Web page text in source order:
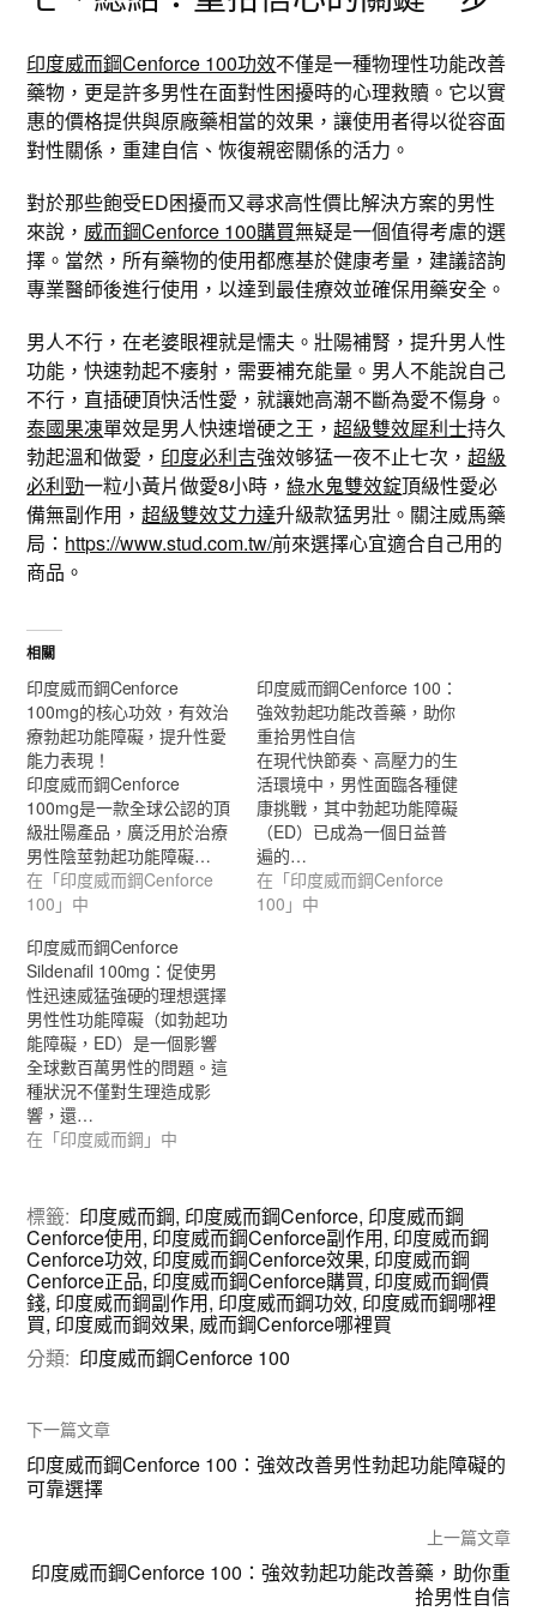
印度威而鋼Cenforce 100功效不僅是一種物理性功能改善
藥物，更是許多男性在面對性困擾時的心理救贖。它以實
惠的價格提供與原廠藥相當的效果，讓使用者得以從容面
對性關係，重建自信、恢復親密關係的活力。
對於那些飽受ED困擾而又尋求高性價比解決方案的男性
來說， 威而鋼Cenforce 100購買無疑是一個值得考慮的選
擇。當然，所有藥物的使用都應基於健康考量，建議諮詢
專業醫師後進行使用，以達到最佳療效並確保用藥安全。
男人不行，在老婆眼裡就是懦夫。壯陽補腎，提升男人性
功能，快速勃起不痿射，需要補充能量。男人不能說自己
不行，直插硬頂快活性愛，就讓她高潮不斷為愛不傷身。
泰國果凍單效是男人快速增硬之王，超級雙效犀利士持久
勃起溫和做愛， 印度必利吉強效够猛一夜不止七次，超級
必利勁一粒小黃片做愛8小時，綠水鬼雙效錠頂級性愛必
備無副作用，超級雙效艾力達升級款猛男壯。關注威馬藥
局： https://www.stud.com.tw/前來選擇心宜適合自己用的
商品。
相關
印度威而鋼Cenforce
100mg的核心功效，有效治
療勃起功能障礙，提升性愛
能力表現！
印度威而鋼Cenforce
100mg是一款全球公認的頂
級壯陽產品，廣泛用於治療
男性陰莖勃起功能障礙…
在「印度威而鋼Cenforce
100」中
印度威而鋼Cenforce 100：
強效勃起功能改善藥，助你
重拾男性自信
在現代快節奏、高壓力的生
活環境中，男性面臨各種健
康挑戰，其中勃起功能障礙
（ED）已成為一個日益普
遍的…
在「印度威而鋼Cenforce
100」中
印度威而鋼Cenforce
Sildenafil 100mg：促使男
性迅速威猛強硬的理想選擇
男性性功能障礙（如勃起功
能障礙，ED）是一個影響
全球數百萬男性的問題。這
種狀況不僅對生理造成影
響，還…
在「印度威而鋼」中
標籤: 印度威而鋼, 印度威而鋼Cenforce, 印度威而鋼
Cenforce使用, 印度威而鋼Cenforce副作用, 印度威而鋼
Cenforce功效, 印度威而鋼Cenforce效果, 印度威而鋼
Cenforce正品, 印度威而鋼Cenforce購買, 印度威而鋼價
錢, 印度威而鋼副作用, 印度威而鋼功效, 印度威而鋼哪裡
買, 印度威而鋼效果, 威而鋼Cenforce哪裡買
分類: 印度威而鋼Cenforce 100
下一篇文章
印度威而鋼Cenforce 100：強效改善男性勃起功能障礙的
可靠選擇
上一篇文章
印度威而鋼Cenforce 100：強效勃起功能改善藥，助你重
拾男性自信